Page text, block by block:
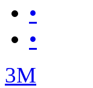
•
•
3М